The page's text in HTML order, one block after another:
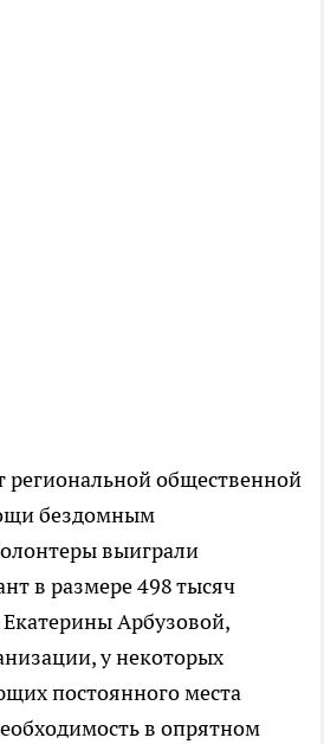
общественной
бездомным
выиграли
в размере 498 тысяч
Арбузовой,
у некоторых
постоянного места
в опрятном